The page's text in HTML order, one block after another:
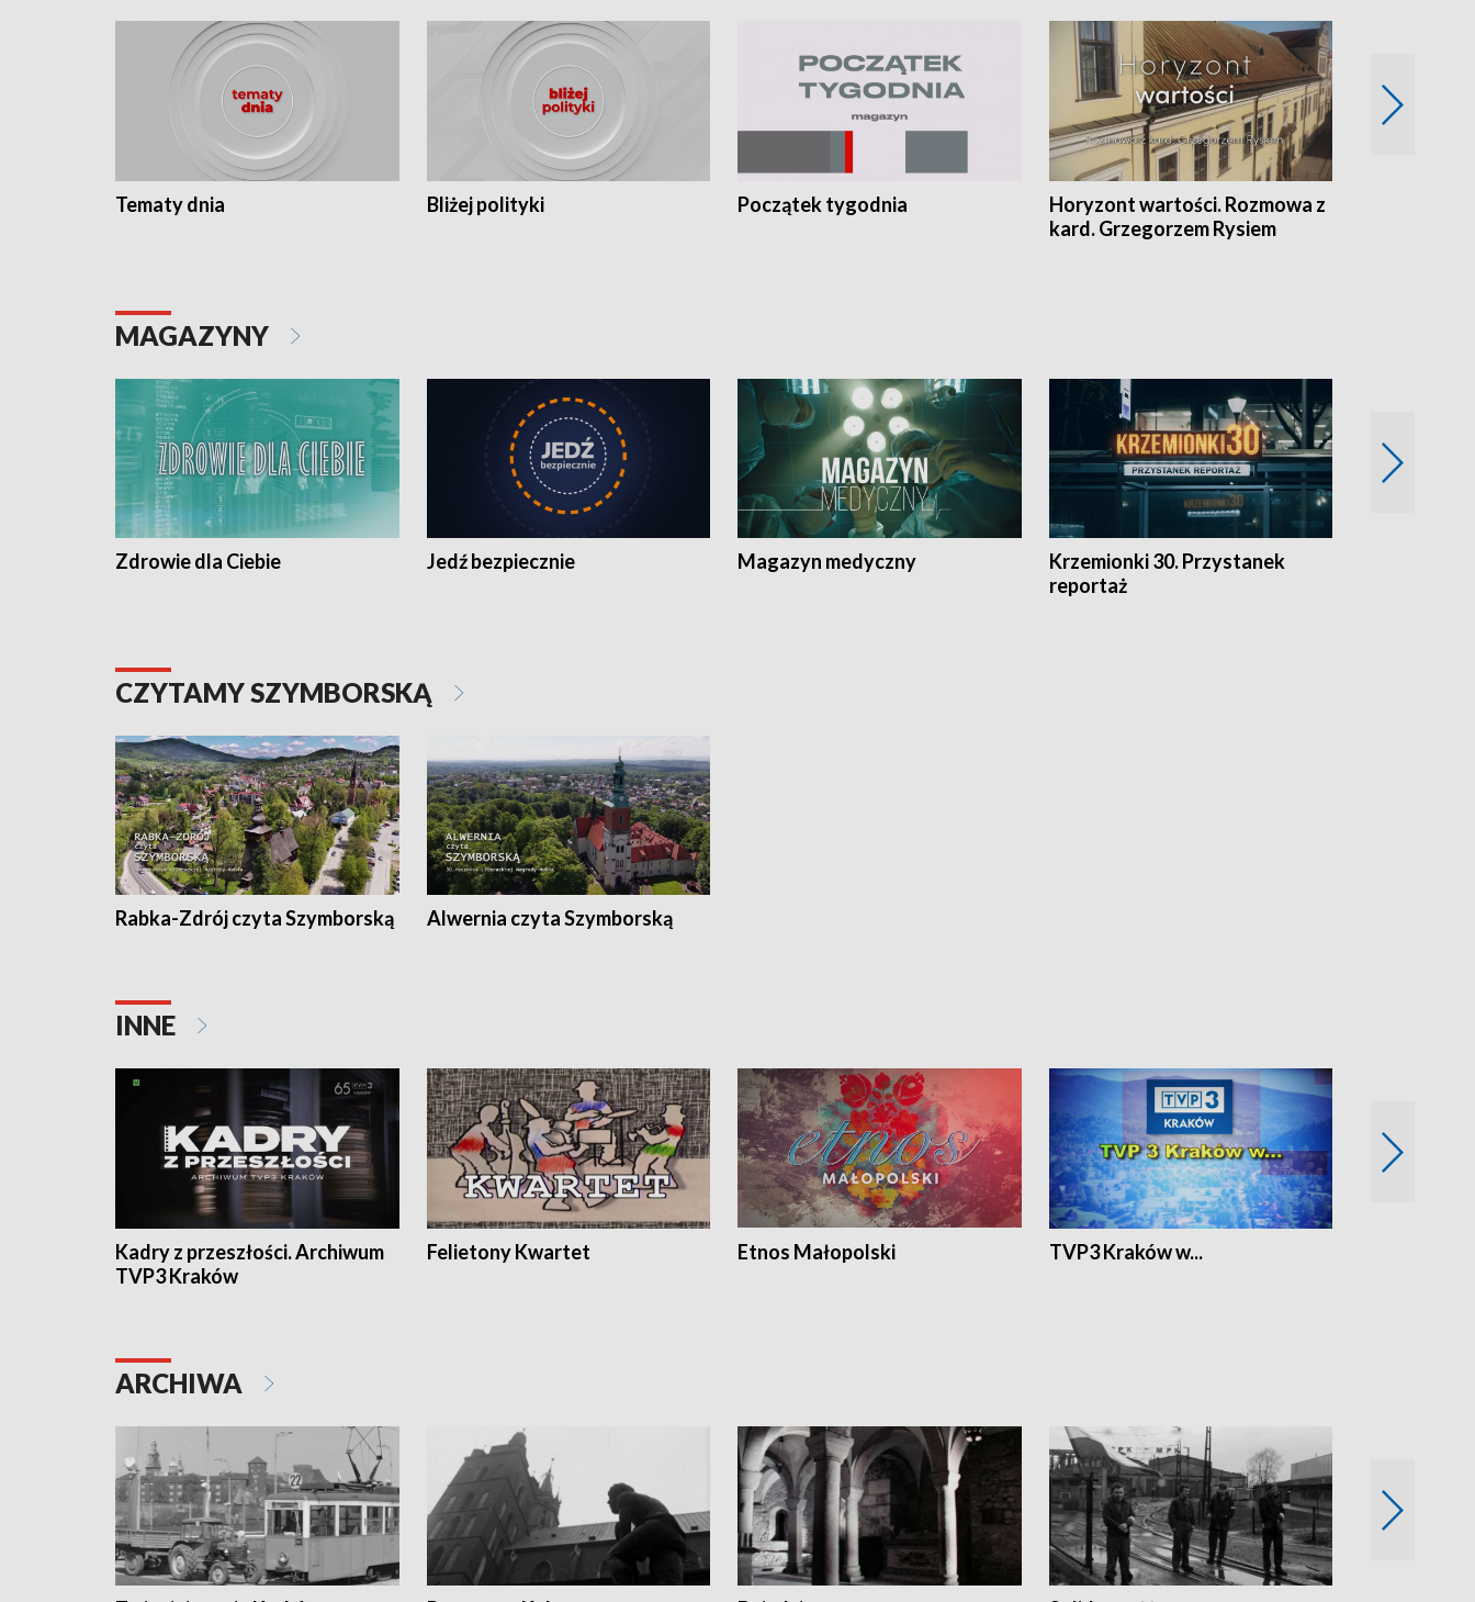
Tematy dnia Bliżej polityki Początek tygodnia
Horyzont wartości. Rozmowa z
kard. Grzegorzem Rysiem
MAGAZYNY
Zdrowie dla Ciebie Jedź bezpiecznie Magazyn medyczny
Krzemionki 30. Przystanek
reportaż
CZYTAMY SZYMBORSKĄ
Rabka-Zdrój czyta Szymborską Alwernia czyta Szymborską
INNE
Kadry z przeszłości. Archiwum
TVP3 Kraków
Felietony Kwartet Etnos Małopolski TVP3 Kraków w...
ARCHIWA